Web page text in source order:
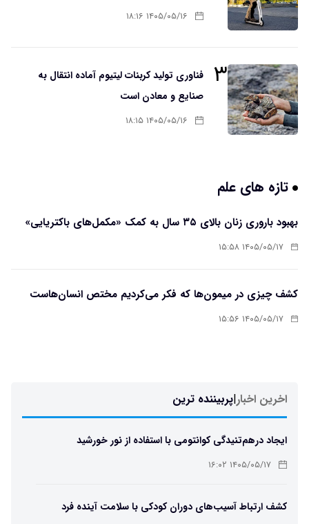
۱۴۰۵/۰۵/۱۶ ۱۸:۱۶
۳
فناوری تولید کربنات لیتیوم آماده انتقال به
صنایع و معادن است
۱۴۰۵/۰۵/۱۶ ۱۸:۱۵
تازه های علم
بهبود باروری زنان بالای ۳۵ سال به کمک «مکمل‌های باکتریایی»
۱۴۰۵/۰۵/۱۷ ۱۵:۵۸
کشف چیزی در میمون‌ها که فکر می‌کردیم مختص انسان‌هاست
۱۴۰۵/۰۵/۱۷ ۱۵:۵۶
اخرین اخبار|پربیننده ترین
ایجاد درهم‌تنیدگی کوانتومی با استفاده از نور خورشید
۱۴۰۵/۰۵/۱۷ ۱۶:۰۲
کشف ارتباط آسیب‌های دوران کودکی با سلامت آینده فرد